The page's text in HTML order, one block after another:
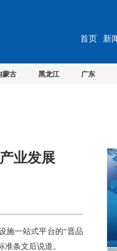
首页 新
蒙古 黑龙江 广东
业发展
一站式平台的“晋品
条文后说道。